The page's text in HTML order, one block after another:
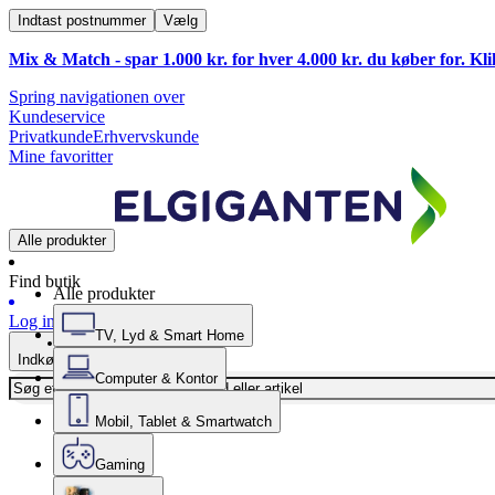
Indtast postnummer Vælg
Mix & Match - spar 1.000 kr. for hver 4.000 kr. du køber for.
Spring navigationen over
Kundeservice
PrivatkundeErhvervskunde
Mine favoritter
Alle produkter
Find butik
Log ind
Indkøbskurv
Alle produkter
TV, Lyd & Smart Home
Computer & Kontor
Mobil, Tablet & Smartwatch
Gaming